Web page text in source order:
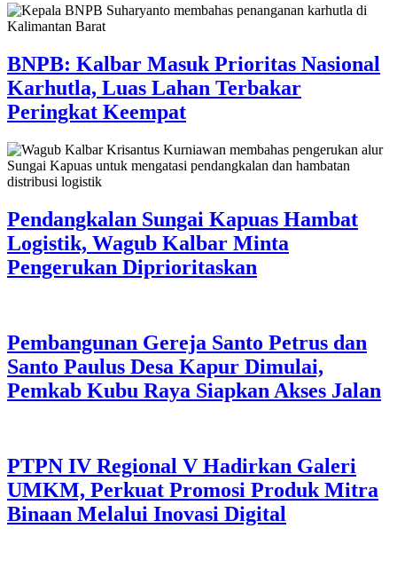
BNPB: Kalbar Masuk Prioritas Nasional
Karhutla, Luas Lahan Terbakar
Peringkat Keempat
Pendangkalan Sungai Kapuas Hambat
Logistik, Wagub Kalbar Minta
Pengerukan Diprioritaskan
Pembangunan Gereja Santo Petrus dan
Santo Paulus Desa Kapur Dimulai,
Pemkab Kubu Raya Siapkan Akses Jalan
PTPN IV Regional V Hadirkan Galeri
UMKM, Perkuat Promosi Produk Mitra
Binaan Melalui Inovasi Digital